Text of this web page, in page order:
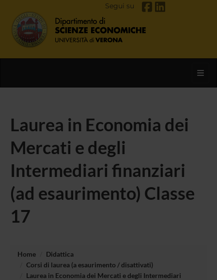
Segui su
Laurea in Economia dei
Mercati e degli
Intermediari finanziari
(ad esaurimento) Classe
17
Home
Didattica
Corsi di laurea (a esaurimento / disattivati)
Laurea in Economia dei Mercati e degli Intermediari